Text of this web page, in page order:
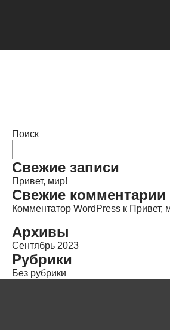
Поиск
Свежие записи
Привет, мир!
Свежие комментарии
Комментатор WordPress к Привет,
Архивы
Сентябрь 2023
Рубрики
Без рубрики